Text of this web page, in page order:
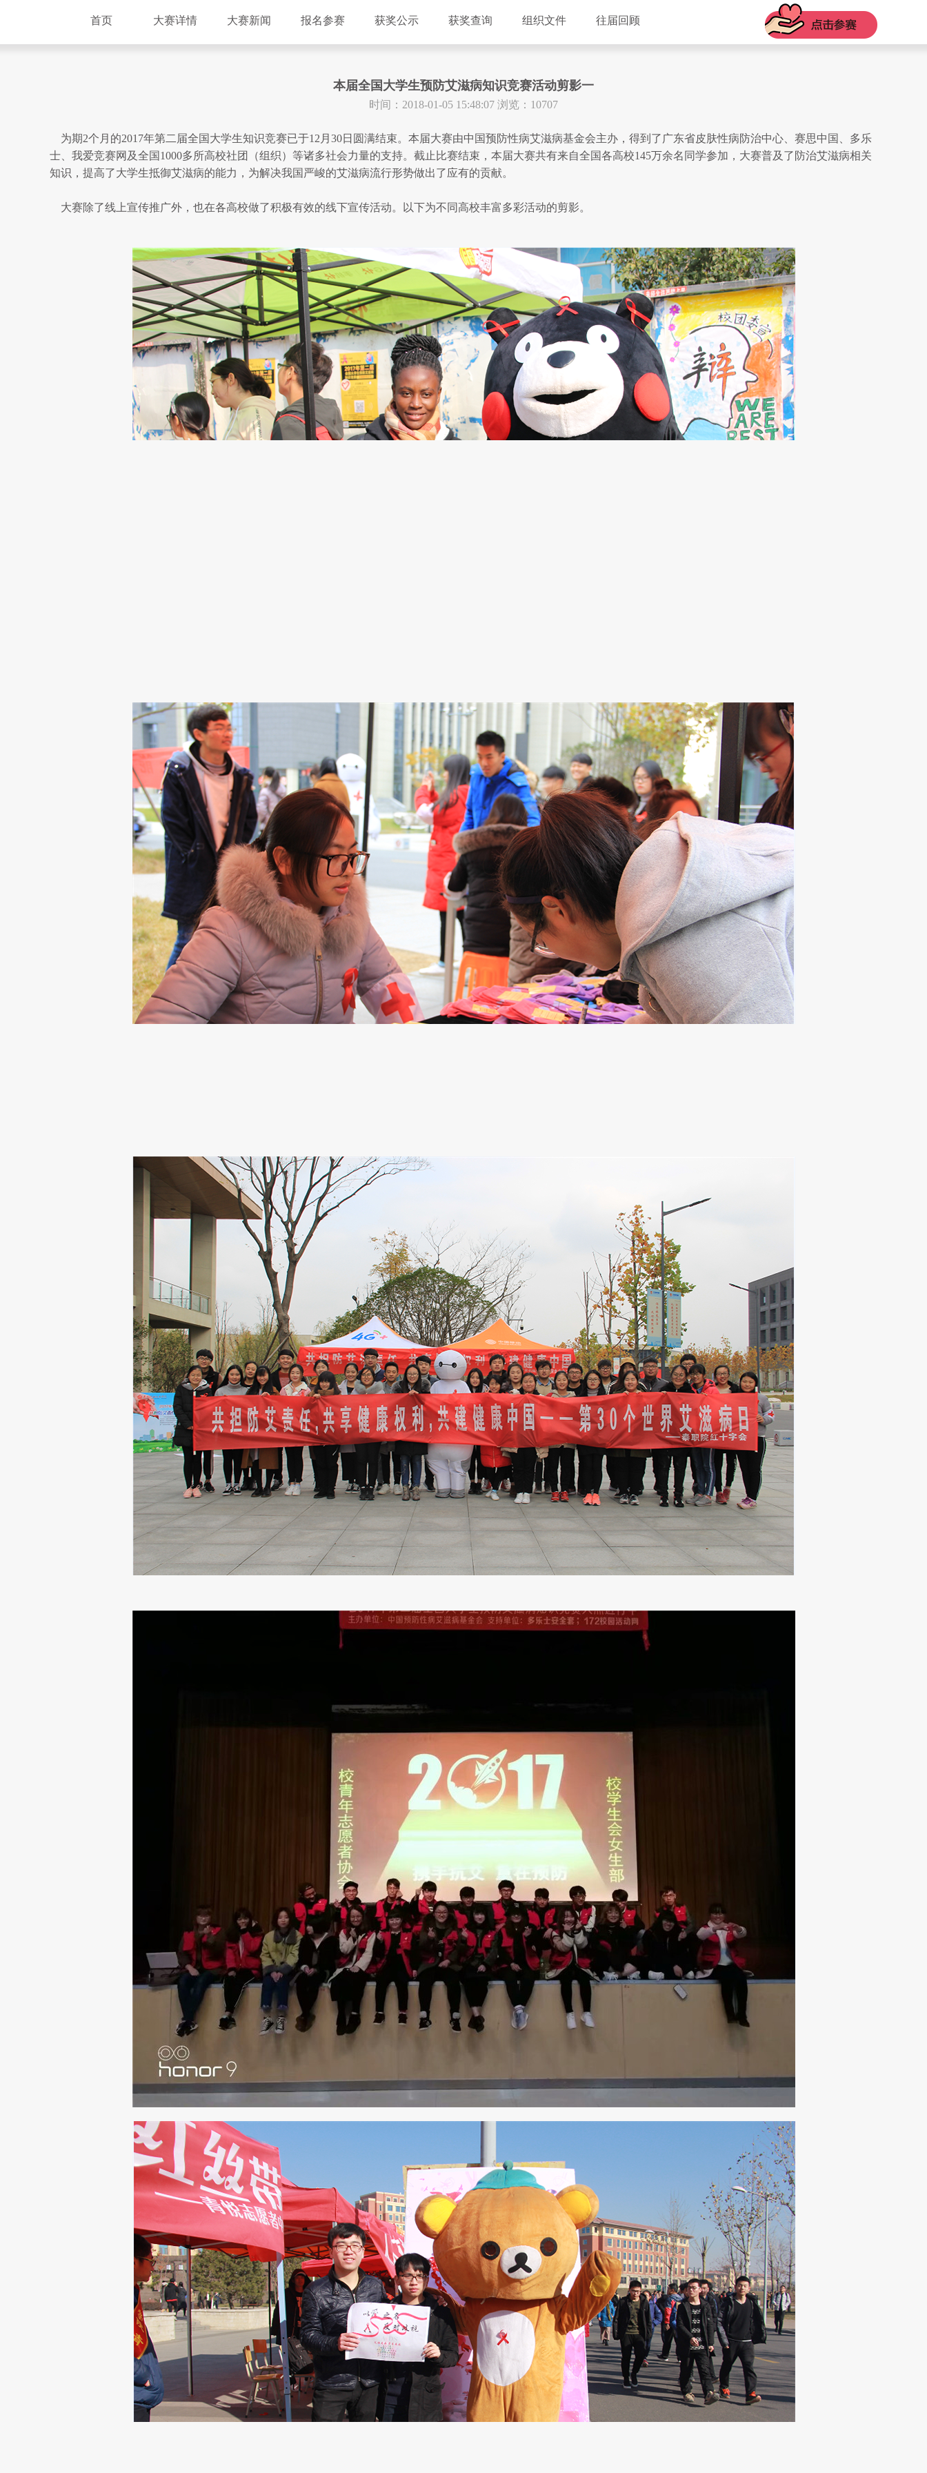
首页 大赛详情 大赛新闻 报名参赛 获奖公示 获奖查询 组织文件 往届回顾
本届全国大学生预防艾滋病知识竞赛活动剪影一
时间：2018-01-05 15:48:07 浏览：10707
为期2个月的2017年第二届全国大学生知识竞赛已于12月30日圆满结束。本届大赛由中国预防性病艾滋病基金会主办，得到了广东省皮肤性病防治中心、赛思中国、多乐
士、我爱竞赛网及全国1000多所高校社团（组织）等诸多社会力量的支持。截止比赛结束，本届大赛共有来自全国各高校145万余名同学参加，大赛普及了防治艾滋病相关
知识，提高了大学生抵御艾滋病的能力，为解决我国严峻的艾滋病流行形势做出了应有的贡献。
大赛除了线上宣传推广外，也在各高校做了积极有效的线下宣传活动。以下为不同高校丰富多彩活动的剪影。